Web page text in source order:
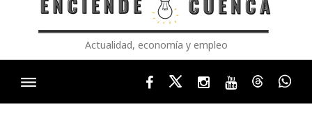
Actualidad, economía y empleo
FacebookTwitterInstagram
YoutubeThreads